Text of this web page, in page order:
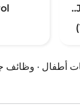
أطفال · وظائف